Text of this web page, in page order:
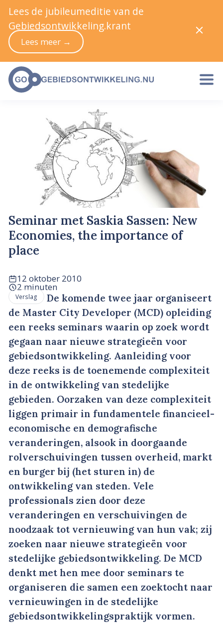
Seminar met Saskia Sassen: New
Economies, the importance of
place
12 oktober 2010
2 minuten
Verslag
De komende twee jaar organiseert
de Master City Developer (MCD) opleiding
een reeks seminars waarin op zoek wordt
gegaan naar nieuwe strategieën voor
gebiedsontwikkeling. Aanleiding voor
deze reeks is de toenemende complexiteit
in de ontwikkeling van stedelijke
gebieden. Oorzaken van deze complexiteit
liggen primair in fundamentele financieel-
economische en demografische
veranderingen, alsook in doorgaande
rolverschuivingen tussen overheid, markt
en burger bij (het sturen in) de
ontwikkeling van steden. Vele
professionals zien door deze
veranderingen en verschuivingen de
noodzaak tot vernieuwing van hun vak; zij
zoeken naar nieuwe strategieën voor
stedelijke gebiedsontwikkeling. De MCD
denkt met hen mee door seminars te
organiseren die samen een zoektocht naar
vernieuwingen in de stedelijke
gebiedsontwikkelingspraktijk vormen.
Lees de jubileumeditie van de
Gebiedsontwikkeling.krant
Lees meer →